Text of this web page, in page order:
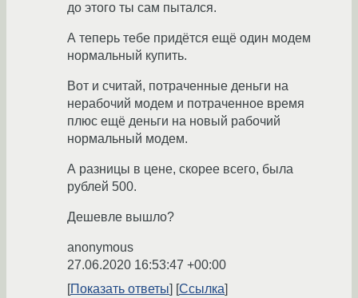
до этого ты сам пытался.
А теперь тебе придётся ещё один модем
нормальный купить.
Вот и считай, потраченные деньги на
нерабочий модем и потраченное время
плюс ещё деньги на новый рабочий
нормальный модем.
А разницы в цене, скорее всего, была
рублей 500.
Дешевле вышло?
anonymous
27.06.2020 16:53:47 +00:00
Показать ответы
Ссылка